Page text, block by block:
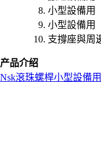
小型設備用
小型設備用
支撐座與周
产品介绍
Nsk滾珠螺桿小型設備